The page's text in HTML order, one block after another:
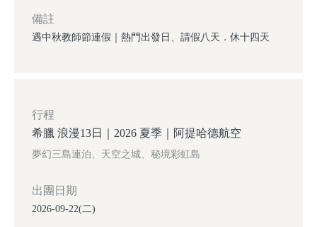
備註
遇中秋教師節連假｜熱門出發日、請假八天．休十四天
出團日期
2026-09-22(二)
行程
希臘 浪漫13日｜2026 夏季｜阿提哈德航空
夢幻三島連泊、天空之城、秘境彩虹島